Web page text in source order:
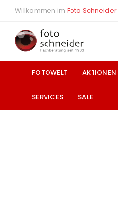
Willkommen im Foto Schneider
FOTOWELT AKTIONEN
SERVICES SALE